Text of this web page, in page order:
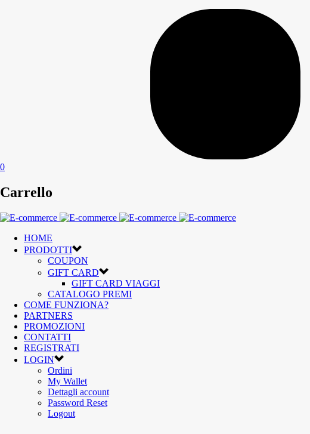
0
Carrello
HOME
PRODOTTI
COUPON
GIFT CARD
GIFT CARD VIAGGI
CATALOGO PREMI
COME FUNZIONA?
PARTNERS
PROMOZIONI
CONTATTI
REGISTRATI
LOGIN
Ordini
My Wallet
Dettagli account
Password Reset
Logout